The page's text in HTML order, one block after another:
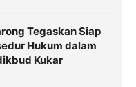
Tegaskan Siap
Hukum dalam
Kukar